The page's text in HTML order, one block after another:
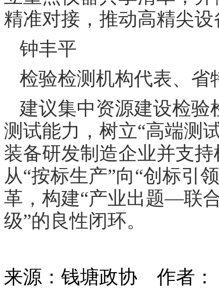
精准对接，推动高精尖
钟丰平
检验检测机构代表、省
建议集中资源建设检验
测试能力，树立“高端测
装备研发制造企业并支
从“按标生产”向“创标引
革，构建“产业出题—联
级”的良性闭环。
来源：钱塘政协 作者